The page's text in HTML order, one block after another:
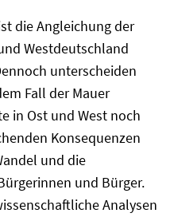
die Angleichung der
Westdeutschland
unterscheiden
Fall der Mauer
in Ost und West noch
Konsequenzen
und die
und Bürger.
Analysen